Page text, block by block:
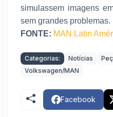
simulassem imagens
sem grandes problemas.
FONTE: MAN Latin
Categorias: Notícias
Volkswagen/MAN
Facebook